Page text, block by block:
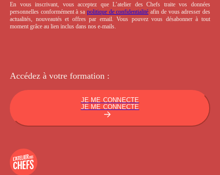
En vous inscrivant, vous acceptez que L’atelier des Chefs traite vos données
personnelles conformément à sa politique de confidentialité afin de vous adresser des
actualités, nouveautés et offres par email. Vous pouvez vous désabonner à tout
moment grâce au lien inclus dans nos e-mails.
Accédez à votre formation :
JE ME CONNECTE
JE ME CONNECTE